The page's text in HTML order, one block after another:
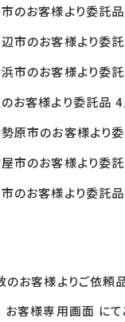
のお客様より委託
市のお客様より委
市のお客様より委
お客様より委託品 4
原市のお客様より
市のお客様より委
のお客様より委託
のお客様よりご依頼
客様専用画面 にて